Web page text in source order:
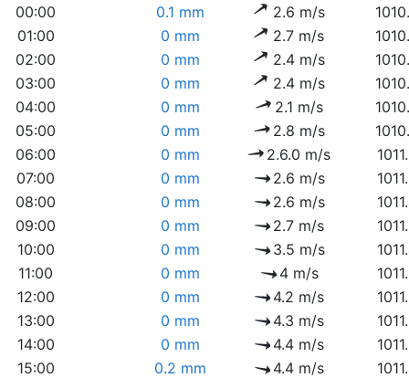
00:00
0.1 mm 2.6 m/s
01:00
0 mm 2.7 m/s
02:00
0 mm 2.4 m/s
03:00
0 mm 2.4 m/s
04:00
0 mm 2.1 m/s
05:00
0 mm 2.8 m/s
06:00
0 mm 2.6.0 m/s
07:00
0 mm 2.6 m/s
08:00
0 mm 2.6 m/s
09:00
0 mm 2.7 m/s
10:00
0 mm 3.5 m/s
11:00
0 mm 4 m/s
12:00
0 mm 4.2 m/s
13:00
0 mm 4.3 m/s
14:00
0 mm 4.4 m/s
15:00
0.2 mm 4.4 m/s